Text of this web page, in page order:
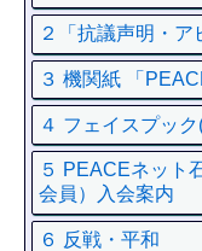
２「抗議声明・ア
３ 機関紙 「
４ フェイスプッ
５ PEACEネット
会員）入会案内
６ 反戦・平和